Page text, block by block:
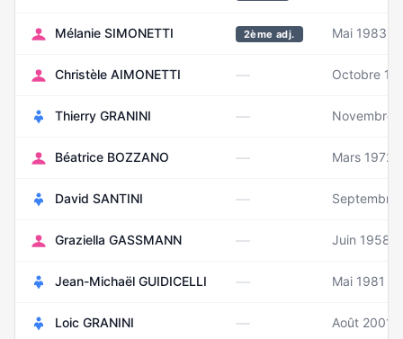
Mélanie SIMONETTI 2ème adj. Mai 1983
Christèle AIMONETTI — Octobre
Thierry GRANINI — Novembre
Béatrice BOZZANO — Mars 1972
David SANTINI — Septembre
Graziella GASSMANN — Juin 1958
Jean-Michaël GUIDICELLI — Mai 1981
Loic GRANINI — Août 2001